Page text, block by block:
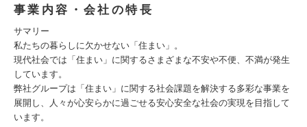
事業内容・会社の特長
サマリー
私たちの暮らしに欠かせない「住まい」。
現代社会では「住まい」に関するさまざまな不安や不便、不満が発生
しています。
弊社グループは「住まい」に関する社会課題を解決する多彩な事業を
展開し、人々が心安らかに過ごせる安心安全な社会の実現を目指して
います。